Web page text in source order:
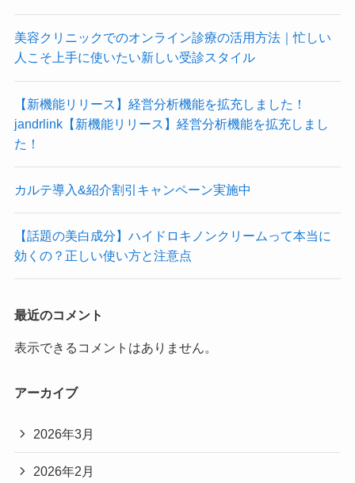
美容クリニックでのオンライン診療の活用方法｜忙しい
人こそ上手に使いたい新しい受診スタイル
【新機能リリース】経営分析機能を拡充しました！
jandrlink【新機能リリース】経営分析機能を拡充しまし
た！
カルテ導入&紹介割引キャンペーン実施中
【話題の美白成分】ハイドロキノンクリームって本当に
効くの？正しい使い方と注意点
最近のコメント
表示できるコメントはありません。
アーカイブ
2026年3月
2026年2月